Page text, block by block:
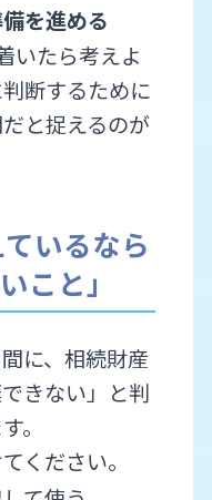
を進める
いたら考えよ
断するために
と捉えるのが
いるなら
こと」
に、相続財産
きない」と判
。
ください。